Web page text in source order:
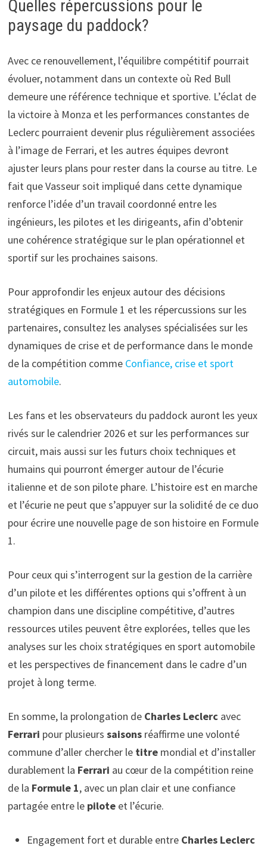
Quelles répercussions pour le
paysage du paddock?
Avec ce renouvellement, l’équilibre compétitif pourrait
évoluer, notamment dans un contexte où Red Bull
demeure une référence technique et sportive. L’éclat de
la victoire à Monza et les performances constantes de
Leclerc pourraient devenir plus régulièrement associées
à l’image de Ferrari, et les autres équipes devront
ajuster leurs plans pour rester dans la course au titre. Le
fait que Vasseur soit impliqué dans cette dynamique
renforce l’idée d’un travail coordonné entre les
ingénieurs, les pilotes et les dirigeants, afin d’obtenir
une cohérence stratégique sur le plan opérationnel et
sportif sur les prochaines saisons.
Pour approfondir les enjeux autour des décisions
stratégiques en Formule 1 et les répercussions sur les
partenaires, consultez les analyses spécialisées sur les
dynamiques de crise et de performance dans le monde
de la compétition comme Confiance, crise et sport
automobile.
Les fans et les observateurs du paddock auront les yeux
rivés sur le calendrier 2026 et sur les performances sur
circuit, mais aussi sur les futurs choix techniques et
humains qui pourront émerger autour de l’écurie
italienne et de son pilote phare. L’histoire est en marche
et l’écurie ne peut que s’appuyer sur la solidité de ce duo
pour écrire une nouvelle page de son histoire en Formule
1.
Pour ceux qui s’interrogent sur la gestion de la carrière
d’un pilote et les différentes options qui s’offrent à un
champion dans une discipline compétitive, d’autres
ressources utiles peuvent être explorées, telles que les
analyses sur les choix stratégiques en sport automobile
et les perspectives de financement dans le cadre d’un
projet à long terme.
En somme, la prolongation de Charles Leclerc avec
Ferrari pour plusieurs saisonsréaffirme une volonté
commune d’aller chercher le titremondial et d’installer
durablement la Ferrari au cœur de la compétition reine
de la Formule 1, avec un plan clair et une confiance
partagée entre le piloteet l’écurie.
Engagement fort et durable entre Charles Leclerc